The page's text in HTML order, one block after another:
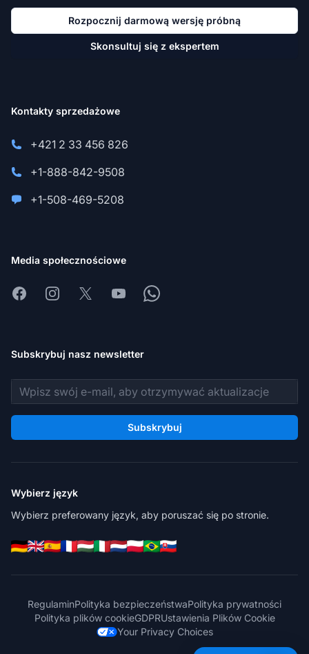
Rozpocznij darmową wersję próbną
Skonsultuj się z ekspertem
Kontakty sprzedażowe
+421 2 33 456 826
+1-888-842-9508
+1-508-469-5208
Media społecznościowe
FacebookInstagram
X YoutubeWhatsapp
Subskrybuj nasz newsletter
Adres e-mail
Subskrybuj
Wybierz język
Wybierz preferowany język, aby poruszać się po stronie.
RegulaminPolityka bezpieczeństwaPolityka prywatności
Polityka plików cookieGDPRUstawienia Plików Cookie
Your Privacy Choices